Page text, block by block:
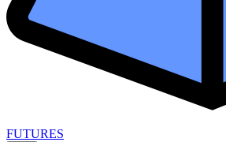
FUTURES